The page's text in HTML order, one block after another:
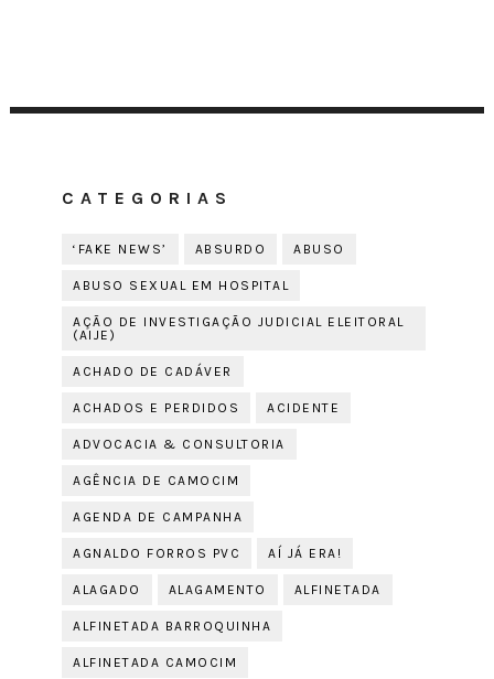
CATEGORIAS
‘FAKE NEWS’ ABSURDO ABUSO
ABUSO SEXUAL EM HOSPITAL
AÇÃO DE INVESTIGAÇÃO JUDICIAL ELEITORAL
(AIJE)
ACHADO DE CADÁVER
ACHADOS E PERDIDOS ACIDENTE
ADVOCACIA & CONSULTORIA
AGÊNCIA DE CAMOCIM
AGENDA DE CAMPANHA
AGNALDO FORROS PVC AÍ JÁ ERA!
ALAGADO ALAGAMENTO ALFINETADA
ALFINETADA BARROQUINHA
ALFINETADA CAMOCIM